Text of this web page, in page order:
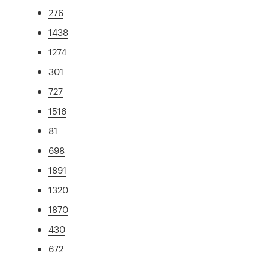
276
1438
1274
301
727
1516
81
698
1891
1320
1870
430
672